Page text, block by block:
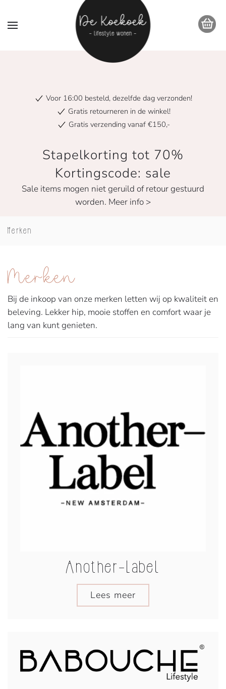
Voor 16:00 besteld, dezelfde dag verzonden!
Gratis retourneren in de winkel!
Gratis verzending vanaf €150,-
Stapelkorting tot 70%
Kortingscode: sale
Sale items mogen niet geruild of retour gestuurd
worden. Meer info >
Merken
Merken
Bij de inkoop van onze merken letten wij op kwaliteit en
beleving. Lekker hip, mooie stoffen en comfort waar je
lang van kunt genieten.
Another-Label
Lees meer